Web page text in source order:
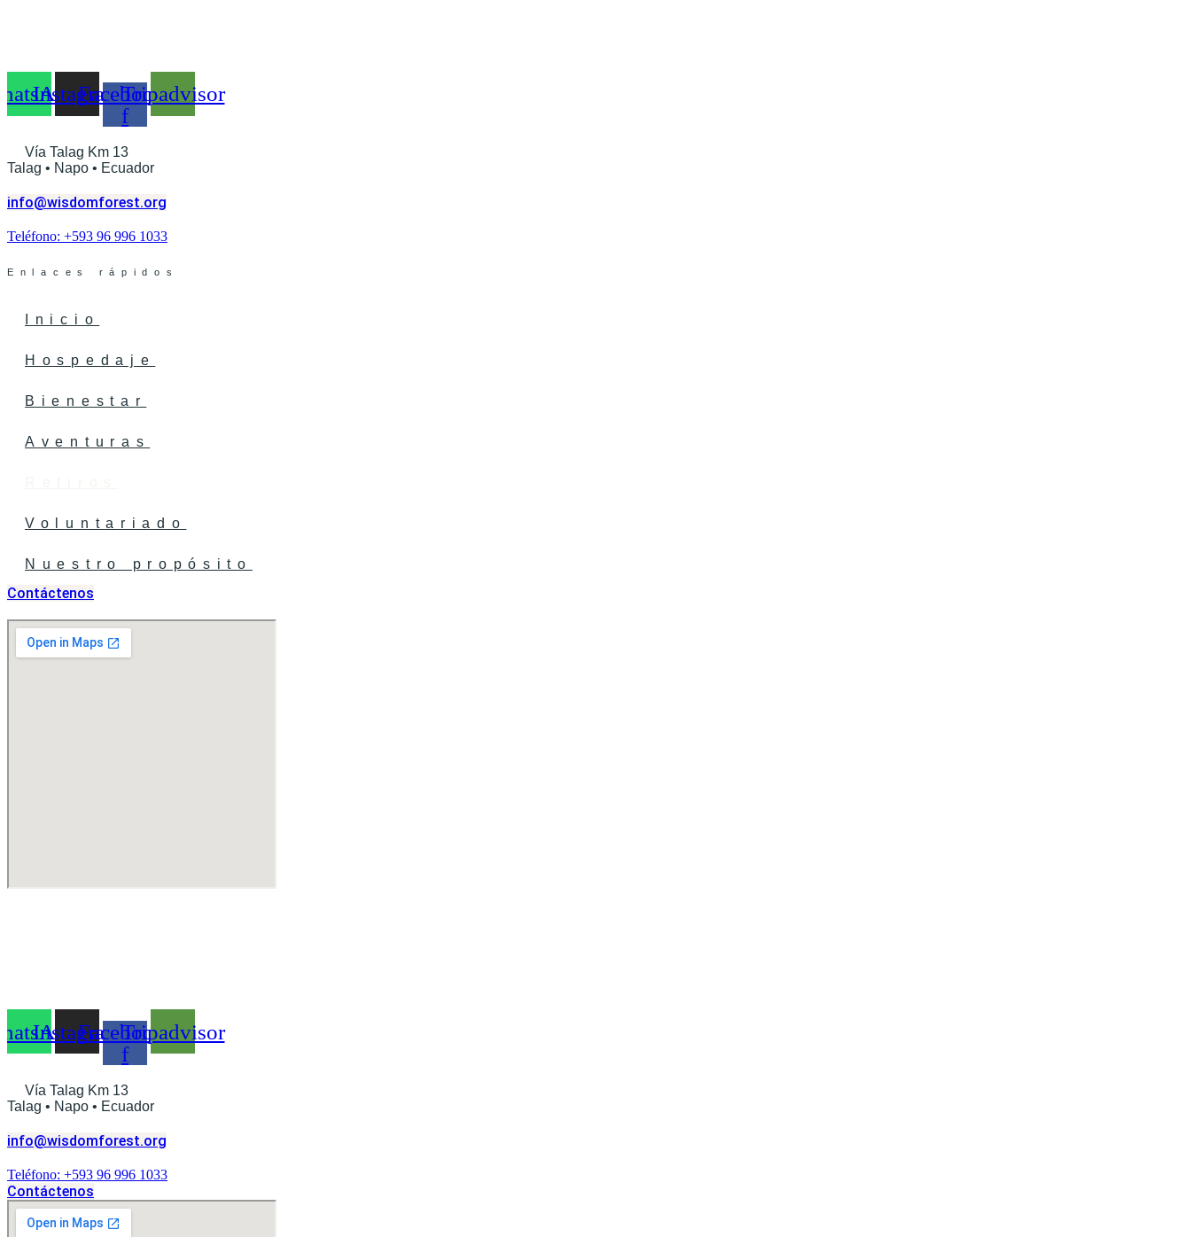
InstagramFacebook-
f
Tripadvisor
Vía Talag Km 13
Talag • Napo • Ecuador
info@wisdomforest.org
Teléfono: +593 96 996 1033
Enlaces rápidos
Inicio
Hospedaje
Bienestar
Aventuras
Voluntariado
Nuestro propósito
Contáctenos
InstagramFacebook-
f
Tripadvisor
Vía Talag Km 13
Talag • Napo • Ecuador
info@wisdomforest.org
Teléfono: +593 96 996 1033
Contáctenos